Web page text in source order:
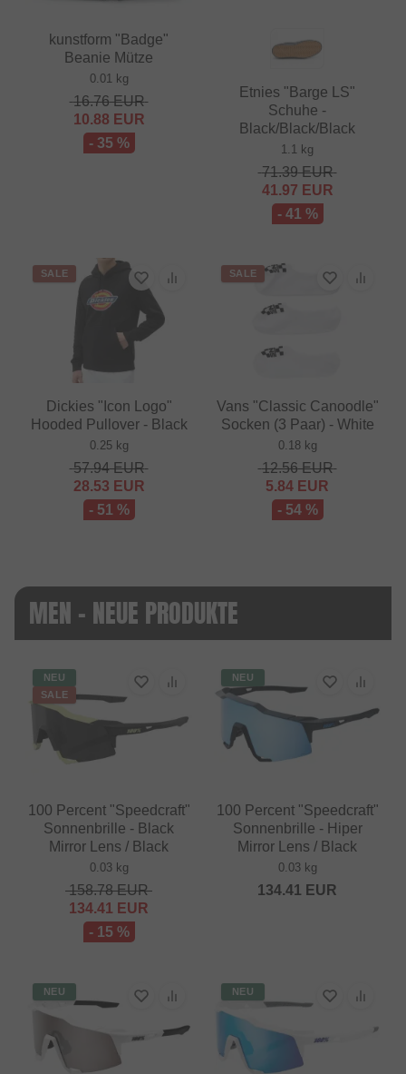
kunstform "Badge"
Beanie Mütze
0.01 kg
16.76EUR
10.88 EUR
- 35 %
Etnies "Barge LS"
Schuhe -
Black/Black/Black
1.1 kg
71.39EUR
41.97 EUR
- 41 %
SALE
Dickies "Icon Logo"
Hooded Pullover - Black
0.25 kg
57.94EUR
28.53 EUR
- 51 %
SALE
Vans "Classic Canoodle"
Socken (3 Paar) - White
0.18 kg
12.56EUR
5.84 EUR
- 54 %
MEN - NEUE PRODUKTE
NEU
SALE
100 Percent "Speedcraft"
Sonnenbrille - Black
Mirror Lens / Black
0.03 kg
158.78EUR
134.41 EUR
- 15 %
NEU
100 Percent "Speedcraft"
Sonnenbrille - Hiper
Mirror Lens / Black
0.03 kg
134.41 EUR
NEU NEU